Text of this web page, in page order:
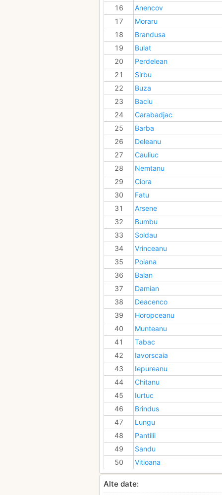
16
Anencov
17
Moraru
18
Brandusa
19
Bulat
20
Perdelean
21
Sirbu
22
Buza
23
Baciu
24
Carabadjac
25
Barba
26
Deleanu
27
Cauliuc
28
Nemtanu
29
Ciora
30
Fatu
31
Arsene
32
Bumbu
33
Soldau
34
Vrinceanu
35
Poiana
36
Balan
37
Damian
38
Deacenco
39
Horopceanu
40
Munteanu
41
Tabac
42
Iavorscaia
43
Iepureanu
44
Chitanu
45
Iurtuc
46
Brindus
47
Lungu
48
Pantilii
49
Sandu
50
Vitioana
Alte date: